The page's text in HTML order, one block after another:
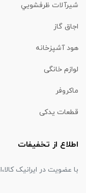
شیرآلات ظرفشويي
اجاق گاز
هود آشپزخانه
لوازم خانگی
ماكروفر
قطعات یدکی
اطلاع از تخفیفات
با عضویت در ایرانیک